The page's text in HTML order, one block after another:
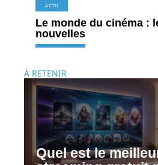
ACTU
Le monde du cinéma :
nouvelles
À RETENIR
Quel est le